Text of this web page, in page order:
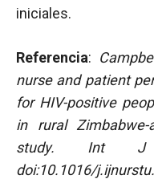
iniciales.
Referencia:
nurse and patient
for HIV-positive
in rural Zimbabwe-
study. Int J
doi:10.1016/